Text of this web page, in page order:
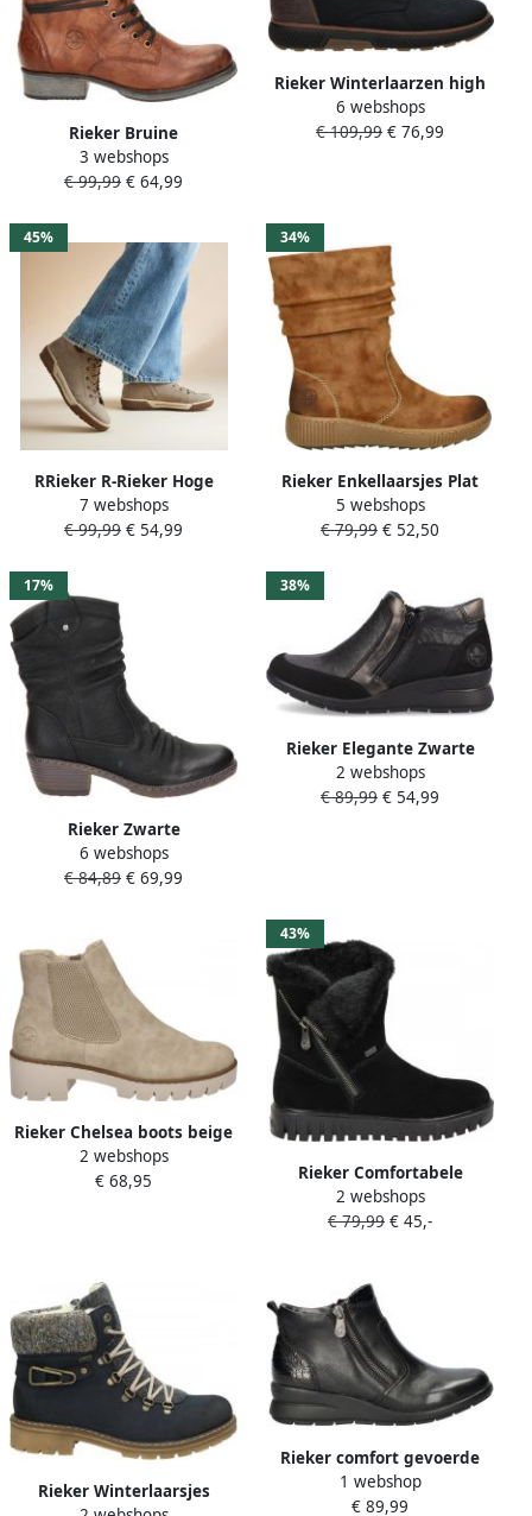
Rieker Bruine
Cognackleurige
Veterschoen voor Dames
3 webshops
€ 99,99 € 64,99
Rieker Winterlaarzen high
top sneaker veterschoen
met tex-membraan smalle
6 webshops
€ 109,99 € 76,99
45%
RRieker R-Rieker Hoge
veterschoenen ankle boot
high top sneaker leisure
7 webshops
€ 99,99 € 54,99
34%
Rieker Enkellaarsjes Plat
Enkellaarsjes Plat cognac
5 webshops
€ 79,99 € 52,50
17%
Rieker Zwarte
dameslaarzen
weerbestendig en stijlvol
6 webshops
€ 84,89 € 69,99
38%
Rieker Elegante Zwarte
Suède Enkellaars voor
Dames Zwart Dames
2 webshops
€ 89,99 € 54,99
Rieker Chelsea boots beige
Synthetisch 182202 Dames
2 webshops
€ 68,95
43%
Rieker Comfortabele
Chelsea Boot voor
Modebewuste Vrouwen
2 webshops
€ 79,99 € 45,-
Rieker Winterlaarsjes
Rieker comfort gevoerde
leren enkelboots zwart
1 webshop
€ 89,99